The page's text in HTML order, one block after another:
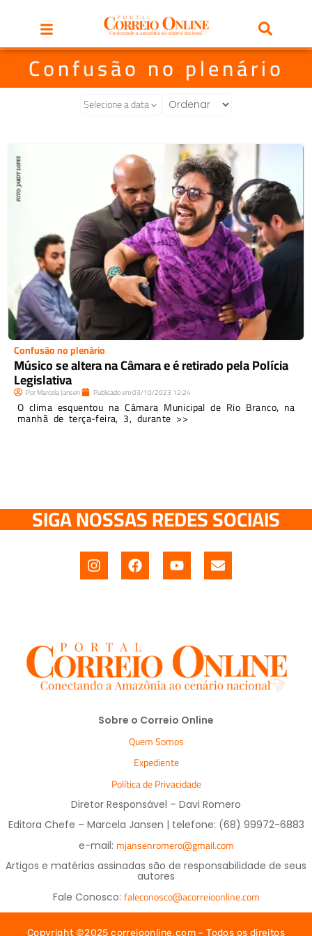
Confusão no plenário
Selecione a data
Confusão no plenário
Músico se altera na Câmara e é retirado pela Polícia
Legislativa
PorMarcela Jansen Publicado em03/10/2023 12:24
O clima esquentou na Câmara Municipal de Rio Branco, na
manhã de terça-feira, 3, durante >>
SIGA NOSSAS REDES SOCIAIS
Sobre o Correio Online
Quem Somos
Expediente
Política de Privacidade
Diretor Responsável – Davi Romero
Editora Chefe – Marcela Jansen | telefone: (68) 99972-6883
e-mail: mjansenromero@gmail.com
Artigos e matérias assinadas são de responsabilidade de seus
autores
Fale Conosco: faleconosco@acorreioonline.com
Copyright ©2025 correioonline.com – Todos os direitos